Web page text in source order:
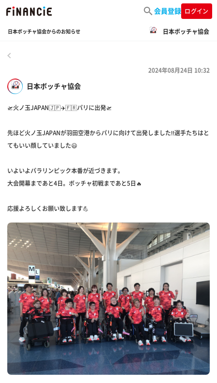
会員登録 ログイン
日本ボッチャ協会からのお知らせ 日本ボッチャ協会
日本ボッチャ協会
2024年08月24日 10:32
🛫火ノ玉JAPAN🇯🇵✈️🇫🇷パリに出発🛫
先ほど火ノ玉JAPANが羽田空港からパリに向けて出発しました‼️選手たちはと
てもいい顔していました😃
いよいよパラリンピック本番が近づきます。
大会開幕まであと4日。ボッチャ初戦まであと5日🔥
応援よろしくお願い致します💪